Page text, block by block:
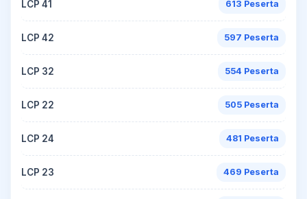
LCP 41 613 Peserta
LCP 42 597 Peserta
LCP 32 554 Peserta
LCP 22 505 Peserta
LCP 24 481 Peserta
LCP 23 469 Peserta